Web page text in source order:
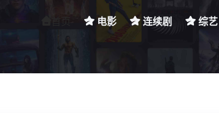
电影 连续剧 综艺